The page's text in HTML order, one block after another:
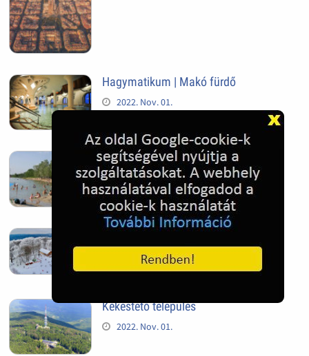
Hagymatikum | Makó fürdő
2022. Nov. 01.
Sándorfalva, Nádastó
2022. Nov. 01.
Hóban gyakran gazdag télen a
Kékestető
2022. Nov. 01.
Kékestető település
2022. Nov. 01.